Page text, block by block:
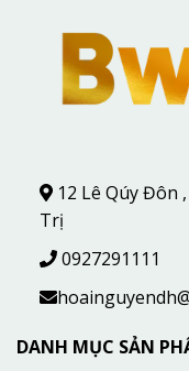
12 Lê Qúy Đôn
Trị
0927291111
DANH MỤC SẢN